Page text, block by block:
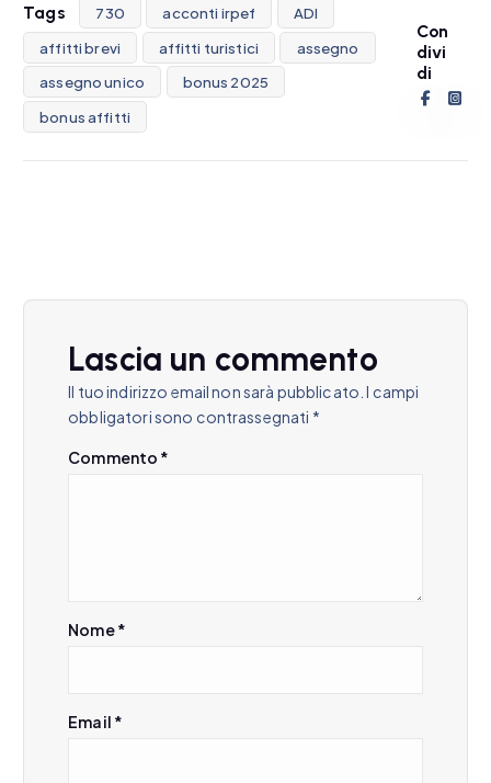
Tags 730 acconti irpef
ADI
affitti brevi
affitti turistici
assegno
assegno unico
bonus 2025
bonus affitti
Con
divi
di
Lascia un commento
Il tuo indirizzo email non sarà pubblicato. I campi
obbligatori sono contrassegnati *
Commento *
Nome*
Email *